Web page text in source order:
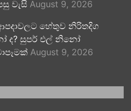
වැසි August 9, 2026
හේතුව නිරිතදිග
ද? සුපර් එල් නිනෝ
August 9, 2026